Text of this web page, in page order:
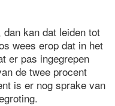
kan dat leiden tot
wees erop dat in het
er pas ingegrepen
de twee procent
is er nog sprake van